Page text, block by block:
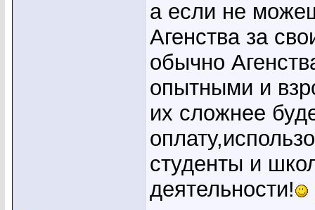
а если не
Агенства за
обычно
опытными и
их сложнее
студенты и
деятельности!